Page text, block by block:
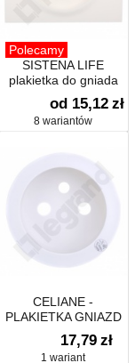
Polecamy
SISTENA LIFE
plakietka do gniada
pojedynczego
od 15,12 zł
8 wariantów
CELIANE -
PLAKIETKA GNIAZD
2P/2P+Z
ANTYBAKTERYJNA
17,79 zł
1 wariant